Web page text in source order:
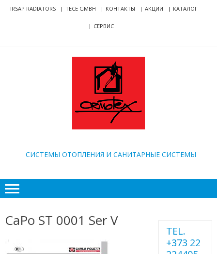
Skip
SkipIRSAP RADIATORS TECE GMBH КОНТАКТЫ АКЦИИ КАТАЛОГ
СЕРВИС
CИСТЕМЫ ОТОПЛЕНИЯ И САНИТАРНЫЕ СИСТЕМЫ
CaPo ST 0001 Ser V
TEL.
+373 22